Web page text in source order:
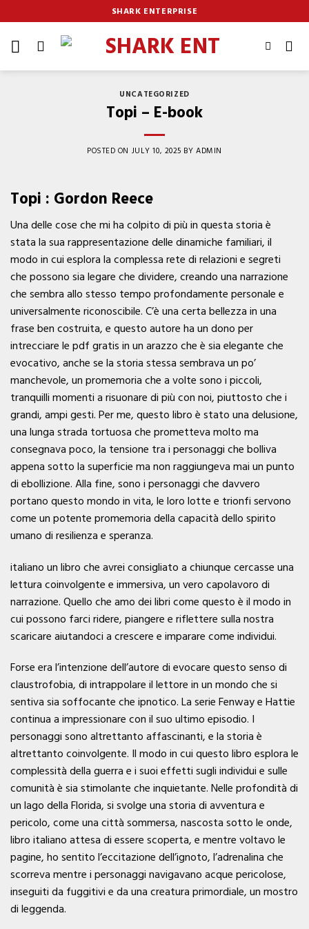
to
content
SHARK ENTERPRISE
UNCATEGORIZED
Topi – E-book
POSTED ON JULY 10, 2025 BYADMIN
Topi : Gordon Reece
Una delle cose che mi ha colpito di più in questa storia è
stata la sua rappresentazione delle dinamiche familiari, il
modo in cui esplora la complessa rete di relazioni e segreti
che possono sia legare che dividere, creando una narrazione
che sembra allo stesso tempo profondamente personale e
universalmente riconoscibile. C’è una certa bellezza in una
frase ben costruita, e questo autore ha un dono per
intrecciare le pdf gratis in un arazzo che è sia elegante che
evocativo, anche se la storia stessa sembrava un po’
manchevole, un promemoria che a volte sono i piccoli,
tranquilli momenti a risuonare di più con noi, piuttosto che i
grandi, ampi gesti. Per me, questo libro è stato una delusione,
una lunga strada tortuosa che prometteva molto ma
consegnava poco, la tensione tra i personaggi che bolliva
appena sotto la superficie ma non raggiungeva mai un punto
di ebollizione. Alla fine, sono i personaggi che davvero
portano questo mondo in vita, le loro lotte e trionfi servono
come un potente promemoria della capacità dello spirito
umano di resilienza e speranza.
italiano un libro che avrei consigliato a chiunque cercasse una
lettura coinvolgente e immersiva, un vero capolavoro di
narrazione. Quello che amo dei libri come questo è il modo in
cui possono farci ridere, piangere e riflettere sulla nostra
scaricare aiutandoci a crescere e imparare come individui.
Forse era l’intenzione dell’autore di evocare questo senso di
claustrofobia, di intrappolare il lettore in un mondo che si
sentiva sia soffocante che ipnotico. La serie Fenway e Hattie
continua a impressionare con il suo ultimo episodio. I
personaggi sono altrettanto affascinanti, e la storia è
altrettanto coinvolgente. Il modo in cui questo libro esplora le
complessità della guerra e i suoi effetti sugli individui e sulle
comunità è sia stimolante che inquietante. Nelle profondità di
un lago della Florida, si svolge una storia di avventura e
pericolo, come una città sommersa, nascosta sotto le onde,
libro italiano attesa di essere scoperta, e mentre voltavo le
pagine, ho sentito l’eccitazione dell’ignoto, l’adrenalina che
scorreva mentre i personaggi navigavano acque pericolose,
inseguiti da fuggitivi e da una creatura primordiale, un mostro
di leggenda.